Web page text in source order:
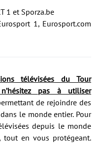
1 et Sporza.be
1, Eurosport.com
télévisées du Tour
n’hésitez pas à utiliser
de rejoindre des
le monde entier. Pour
depuis le monde
tout en vous protégeant.